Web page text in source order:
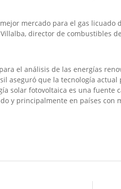
mercado para el gas licuado
director de combustibles
el análisis de las energías
aseguró que la tecnología
solar fotovoltaica es una fuente
y principalmente en países con